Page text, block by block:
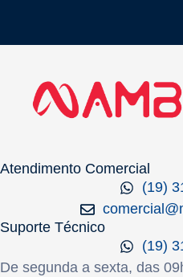
Atendimento Comercial
(19)
Suporte Técnico
(19)
De segunda a sexta, das